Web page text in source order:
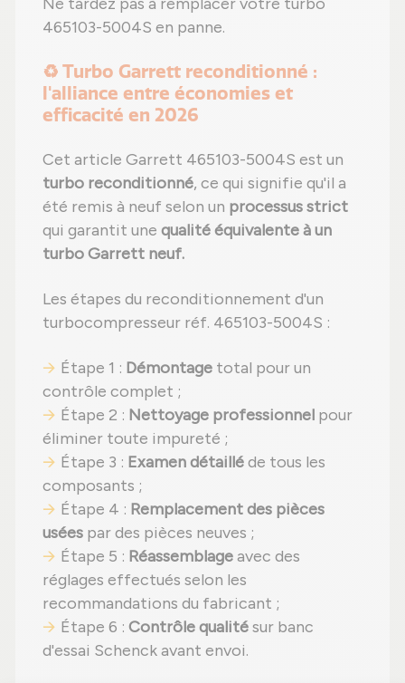
465103-5004S en panne.
♻️ Turbo Garrett reconditionné :
l'alliance entre économies et
efficacité en 2026
Cet article Garrett 465103-5004S est un
turbo reconditionné, ce qui signifie qu'il a
été remis à neuf selon un processus strict
qui garantit une qualité équivalente à un
turbo Garrett neuf.
Les étapes du reconditionnement d'un
turbocompresseur réf. 465103-5004S :
Étape 1 : Démontage total pour un
contrôle complet ;
Étape 2 : Nettoyage professionnel pour
éliminer toute impureté ;
Étape 3 : Examen détailléde tous les
composants ;
Étape 4 : Remplacement des pièces
usées par des pièces neuves ;
Étape 5 : Réassemblageavec des
réglages effectués selon les
recommandations du fabricant ;
Étape 6 : Contrôle qualitésur banc
d'essai Schenck avant envoi.